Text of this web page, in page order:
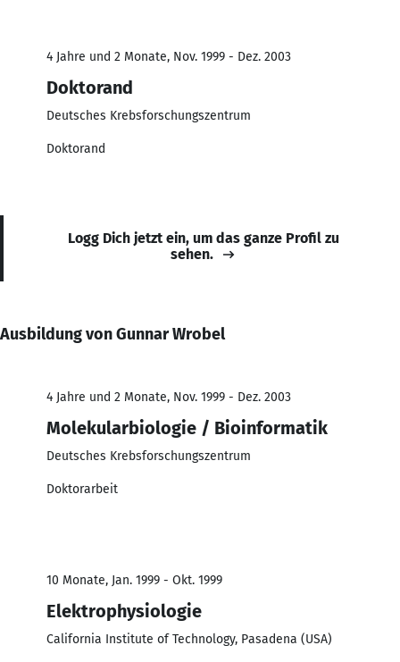
4 Jahre und 2 Monate, Nov. 1999 - Dez. 2003
Doktorand
Deutsches Krebsforschungszentrum
Doktorand
Logg Dich jetzt ein, um das ganze Profil zu
sehen.
Ausbildung von Gunnar Wrobel
4 Jahre und 2 Monate, Nov. 1999 - Dez. 2003
Molekularbiologie / Bioinformatik
Deutsches Krebsforschungszentrum
Doktorarbeit
10 Monate, Jan. 1999 - Okt. 1999
Elektrophysiologie
California Institute of Technology, Pasadena (USA)